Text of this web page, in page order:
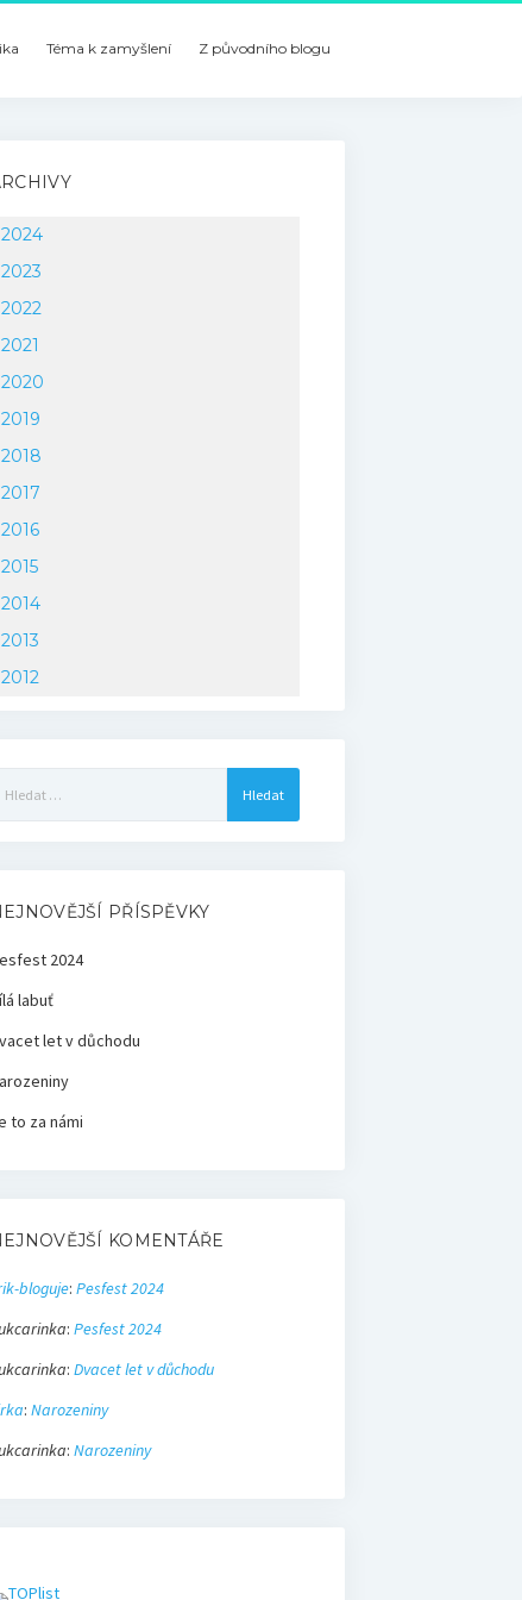
Téma k zamyšlení Z původního blogu
2024
2023
2022
2021
2020
2019
2018
2017
2016
2015
2014
2013
2012
PŘÍSPĚVKY
2024
labuť
let v důchodu
to za námi
KOMENTÁŘE
bloguje: Pesfest 2024
: Pesfest 2024
: Dvacet let v důchodu
: Narozeniny
: Narozeniny